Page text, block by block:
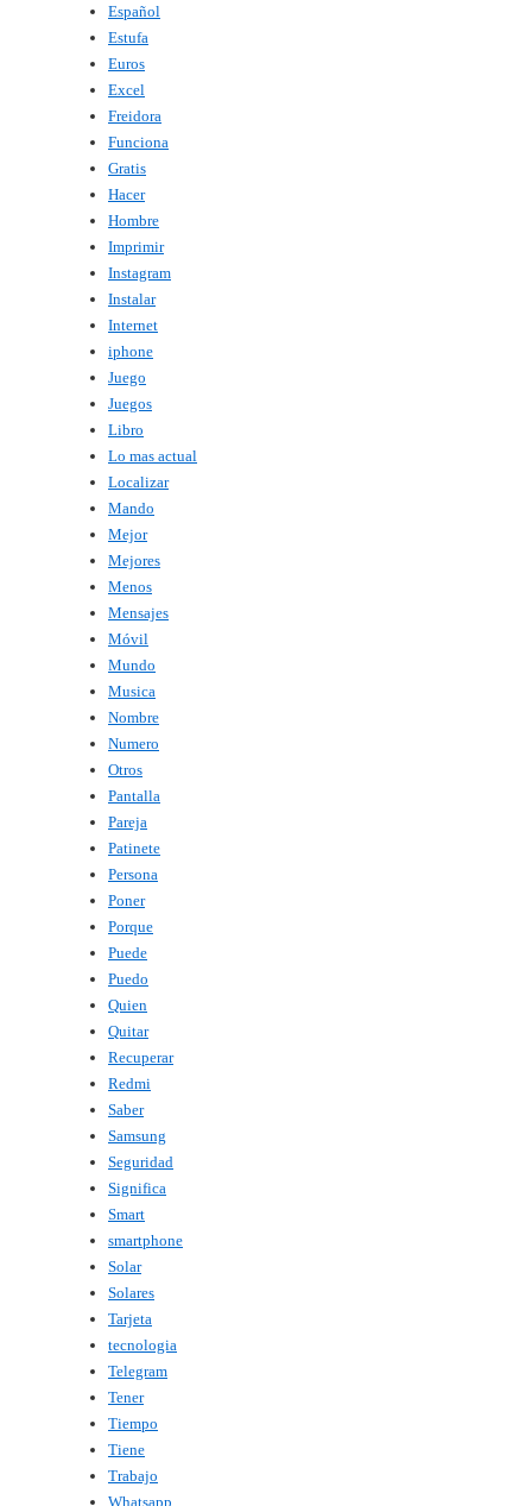
Español
Estufa
Euros
Excel
Freidora
Funciona
Gratis
Hacer
Hombre
Imprimir
Instagram
Instalar
Internet
iphone
Juego
Juegos
Libro
Lo mas actual
Localizar
Mando
Mejor
Mejores
Menos
Mensajes
Móvil
Mundo
Musica
Nombre
Numero
Otros
Pantalla
Pareja
Patinete
Persona
Poner
Porque
Puede
Puedo
Quien
Quitar
Recuperar
Redmi
Saber
Samsung
Seguridad
Significa
Smart
smartphone
Solar
Solares
Tarjeta
tecnologia
Telegram
Tener
Tiempo
Tiene
Trabajo
Whatsapp